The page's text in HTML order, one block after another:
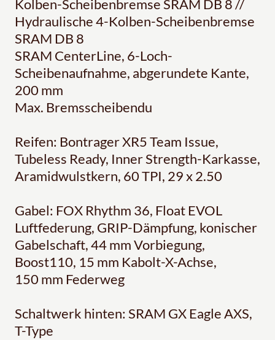
Kolben-Scheibenbremse SRAM DB 8 //
Hydraulische 4-Kolben-Scheibenbremse
SRAM DB 8
SRAM CenterLine, 6-Loch-
Scheibenaufnahme, abgerundete Kante,
200 mm
Max. Bremsscheibendu
Reifen: Bontrager XR5 Team Issue,
Tubeless Ready, Inner Strength-Karkasse,
Aramidwulstkern, 60 TPI, 29 x 2.50
Gabel: FOX Rhythm 36, Float EVOL
Luftfederung, GRIP-Dämpfung, konischer
Gabelschaft, 44 mm Vorbiegung,
Boost110, 15 mm Kabolt-X-Achse,
150 mm Federweg
Schaltwerk hinten: SRAM GX Eagle AXS,
T-Type